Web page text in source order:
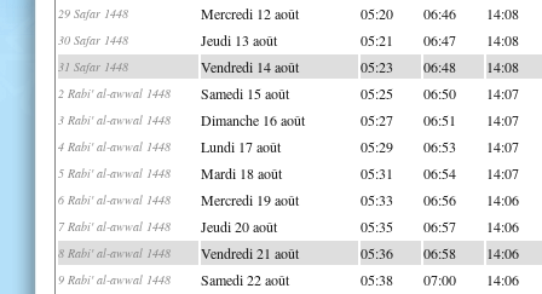
29 Safar 1448 Mercredi 12 août 05:20 06:46 14:08
30 Safar 1448 Jeudi 13 août 05:21 06:47 14:08
31 Safar 1448 Vendredi 14 août 05:23 06:48 14:08
2 Rabi' al-awwal 1448 Samedi 15 août 05:25 06:50 14:07
3 Rabi' al-awwal 1448 Dimanche 16 août 05:27 06:51 14:07
4 Rabi' al-awwal 1448 Lundi 17 août 05:29 06:53 14:07
5 Rabi' al-awwal 1448 Mardi 18 août 05:31 06:54 14:07
6 Rabi' al-awwal 1448 Mercredi 19 août 05:33 06:56 14:06
7 Rabi' al-awwal 1448 Jeudi 20 août 05:35 06:57 14:06
8 Rabi' al-awwal 1448 Vendredi 21 août 05:36 06:58 14:06
9 Rabi' al-awwal 1448 Samedi 22 août 05:38 07:00 14:06